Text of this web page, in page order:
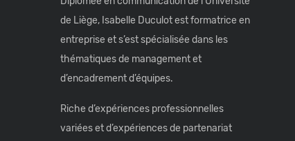
de Liège, Isabelle Duculot est formatrice en
entreprise et s’est spécialisée dans les
thématiques de management et
d’encadrement d’équipes.
Riche d’expériences professionnelles
variées et d’expériences de partenariat